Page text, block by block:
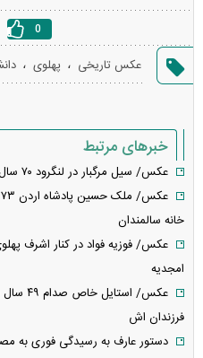
0
عکس تاریخی ، پهلوی ،
خبرهای مرتبط
عکس/ سیل مرگبار در لنگرود ۷۰ سال پیش
خانه سالمندان
امجدیه
عکس/
فرزندان اش
دستور عارف به رسیدگی فوری به